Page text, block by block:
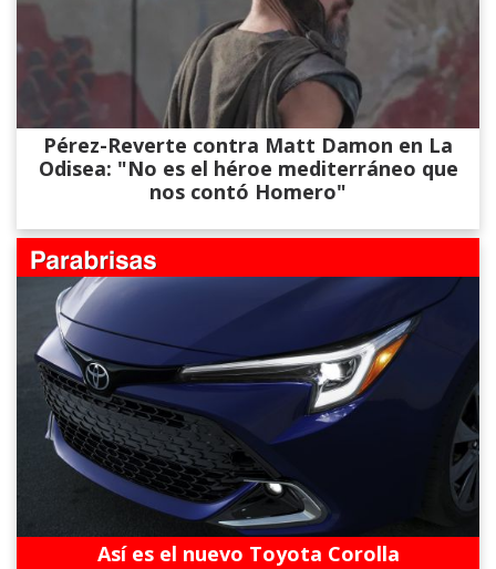
Pérez-Reverte contra Matt Damon en La
Odisea: "No es el héroe mediterráneo que
nos contó Homero"
Así es el nuevo Toyota Corolla